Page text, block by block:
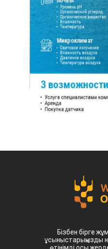
Бізбен бірге
ұсыныстарыңызды